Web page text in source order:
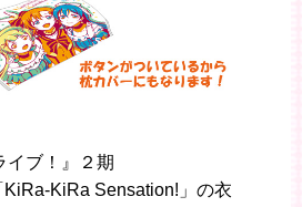
イブ！』２期
KiRa Sensation!」の衣